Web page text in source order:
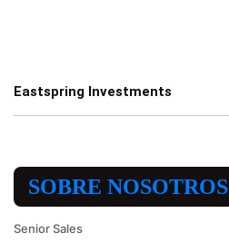
Eastspring Investments
SOBRE NOSOTROS
Senior Sales